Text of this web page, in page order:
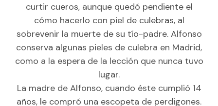
curtir cueros, aunque quedó pendiente el
cómo hacerlo con piel de culebras, al
sobrevenir la muerte de su tío-padre. Alfonso
conserva algunas pieles de culebra en Madrid,
como a la espera de la lección que nunca tuvo
lugar.
La madre de Alfonso, cuando éste cumplió 14
años, le compró una escopeta de perdigones.